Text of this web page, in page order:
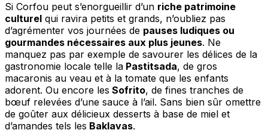
Si Corfou peut s’enorgueillir d’un riche patrimoine
culturel qui ravira petits et grands, n’oubliez pas
d’agrémenter vos journées de pauses ludiques ou
gourmandes nécessaires aux plus jeunes. Ne
manquez pas par exemple de savourer les délices de la
gastronomie locale telle la Pastitsada, de gros
macaronis au veau et à la tomate que les enfants
adorent. Ou encore les Sofrito, de fines tranches de
bœuf relevées d’une sauce à l’ail. Sans bien sûr omettre
de goûter aux délicieux desserts à base de miel et
d’amandes tels les Baklavas.